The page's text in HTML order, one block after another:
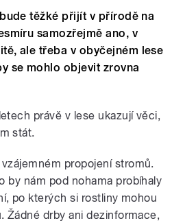
těžké přijít v přírodě na
samozřejmě ano, v
ale třeba v obyčejném lese
se mohlo objevit zrovna
právě v lese ukazují věci,
stát.
propojení stromů.
by nám pod nohama probíhaly
po kterých si rostliny mohou
Žádné drby ani dezinformace,